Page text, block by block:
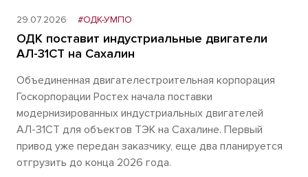
29.07.2026 #ОДК-УМПО
ОДК поставит индустриальные двигатели
АЛ-31СТ на Сахалин
Объединенная двигателестроительная корпорация
Госкорпорации Ростех начала поставки
модернизированных индустриальных двигателей
АЛ-31СТ для объектов ТЭК на Сахалине. Первый
привод уже передан заказчику, еще два планируется
отгрузить до конца 2026 года.